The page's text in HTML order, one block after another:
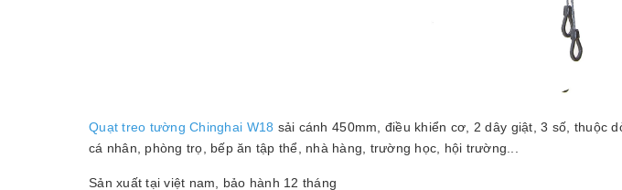
Quạt treo tường Chinghai W18 sải cánh 450mm, điều khiển cơ, 2 dây giật, 3 số, thuộc
cá nhân, phòng trọ, bếp ăn tập thể, nhà hàng, trường học, hội trường...
Sản xuất tại việt nam, bảo hành 12 tháng